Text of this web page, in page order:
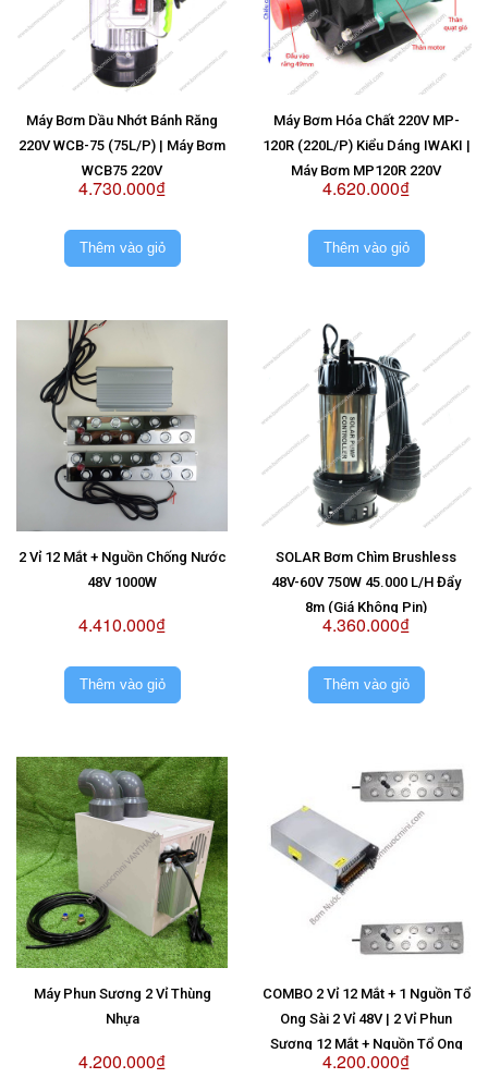
Máy Bơm Dầu Nhớt Bánh Răng
220V WCB-75 (75L/P) | Máy Bơm
WCB75 220V
4.730.000₫
Thêm vào giỏ
Máy Bơm Hóa Chất 220V MP-
120R (220L/P) Kiểu Dáng IWAKI |
Máy Bơm MP120R 220V
4.620.000₫
Thêm vào giỏ
2 Vỉ 12 Mắt + Nguồn Chống Nước
48V 1000W
4.410.000₫
Thêm vào giỏ
SOLAR Bơm Chìm Brushless
48V-60V 750W 45.000 L/H Đẩy
8m (Giá Không Pin)
4.360.000₫
Thêm vào giỏ
Máy Phun Sương 2 Vỉ Thùng
Nhựa
4.200.000₫
COMBO 2 Vỉ 12 Mắt + 1 Nguồn Tổ
Ong Sài 2 Vỉ 48V | 2 Vỉ Phun
Sương 12 Mắt + Nguồn Tổ Ong
Sài 2 Vỉ 48V
4.200.000₫